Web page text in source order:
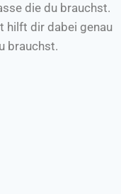
die du brauchst.
hilft dir dabei genau
brauchst.